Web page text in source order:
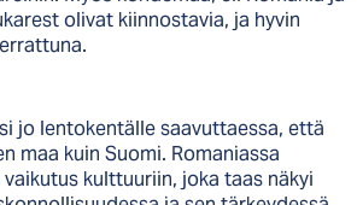
olivat kiinnostavia, ja hyvin
jo lentokentälle saavuttaessa, että
maa kuin Suomi. Romaniassa
kulttuuriin, joka taas näkyi